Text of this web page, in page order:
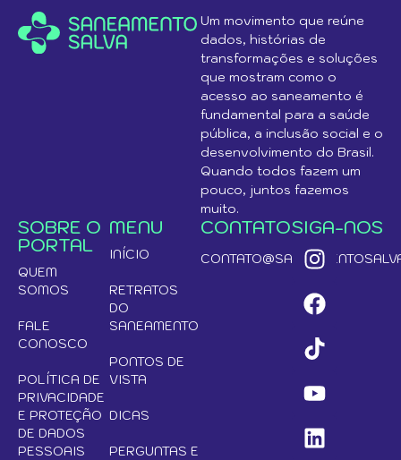
Um movimento que reúne
dados, histórias de
transformações e soluções
que mostram como o
acesso ao saneamento é
fundamental para a saúde
pública, a inclusão social e o
desenvolvimento do Brasil.
Quando todos fazem um
pouco, juntos fazemos
muito.
SOBRE O
PORTAL
QUEM
SOMOS
FALE
CONOSCO
POLÍTICA DE
PRIVACIDADE
E PROTEÇÃO
DE DADOS
PESSOAIS
MENU
INÍCIO
RETRATOS
DO
SANEAMENTO
PONTOS DE
VISTA
DICAS
PERGUNTAS E
CONTATOSIGA-NOS